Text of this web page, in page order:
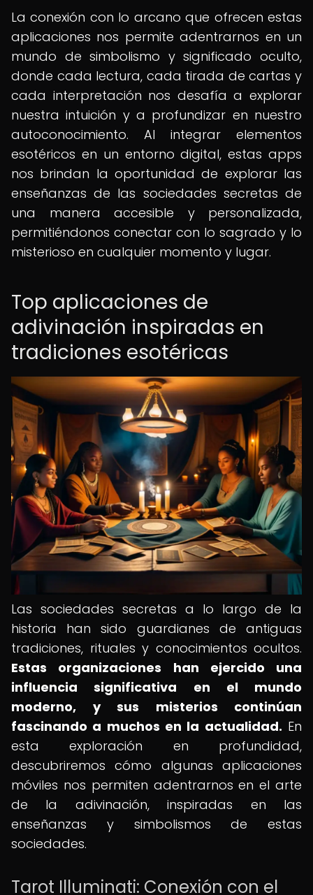
La conexión con lo arcano que ofrecen estas
aplicaciones nos permite adentrarnos en un
mundo de simbolismo y significado oculto,
donde cada lectura, cada tirada de cartas y
cada interpretación nos desafía a explorar
nuestra intuición y a profundizar en nuestro
autoconocimiento. Al integrar elementos
esotéricos en un entorno digital, estas apps
nos brindan la oportunidad de explorar las
enseñanzas de las sociedades secretas de
una manera accesible y personalizada,
permitiéndonos conectar con lo sagrado y lo
misterioso en cualquier momento y lugar.
Top aplicaciones de
adivinación inspiradas en
tradiciones esotéricas
Las sociedades secretas a lo largo de la
historia han sido guardianes de antiguas
tradiciones, rituales y conocimientos ocultos.
Estas organizaciones han ejercido una
influencia significativa en el mundo
moderno, y sus misterios continúan
fascinando a muchos en la actualidad. En
esta exploración en profundidad,
descubriremos cómo algunas aplicaciones
móviles nos permiten adentrarnos en el arte
de la adivinación, inspiradas en las
enseñanzas y simbolismos de estas
sociedades.
Tarot Illuminati: Conexión con el